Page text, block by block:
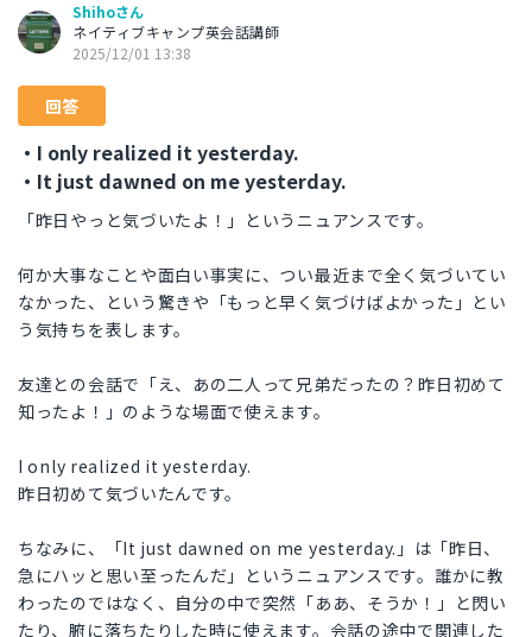
Shihoさん
ネイティブキャンプ英会話講師
2025/12/01 13:38
回答
・I only realized it yesterday.
・It just dawned on me yesterday.
「昨日やっと気づいたよ！」というニュアンスです。
何か大事なことや面白い事実に、つい最近まで全く気づいてい
なかった、という驚きや「もっと早く気づけばよかった」とい
う気持ちを表します。
友達との会話で「え、あの二人って兄弟だったの？昨日初めて
知ったよ！」のような場面で使えます。
I only realized it yesterday.
昨日初めて気づいたんです。
ちなみに、「It just dawned on me yesterday.」は「昨日、
急にハッと思い至ったんだ」というニュアンスです。誰かに教
わったのではなく、自分の中で突然「ああ、そうか！」と閃い
たり、腑に落ちたりした時に使えます。会話の途中で関連した